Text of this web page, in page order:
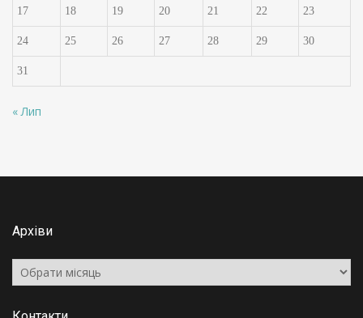
17 18 19 20 21 22 23
24 25 26 27 28 29 30
31
« Лип
Архіви
Архіви